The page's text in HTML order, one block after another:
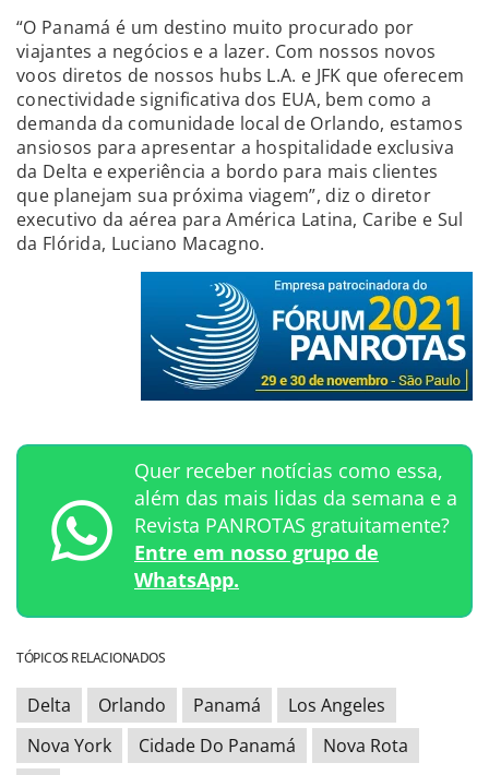
“O Panamá é um destino muito procurado por
viajantes a negócios e a lazer. Com nossos novos
voos diretos de nossos hubs L.A. e JFK que oferecem
conectividade significativa dos EUA, bem como a
demanda da comunidade local de Orlando, estamos
ansiosos para apresentar a hospitalidade exclusiva
da Delta e experiência a bordo para mais clientes
que planejam sua próxima viagem”, diz o diretor
executivo da aérea para América Latina, Caribe e Sul
da Flórida, Luciano Macagno.
Quer receber notícias como essa,
além das mais lidas da semana e a
Revista PANROTAS gratuitamente?
Entre em nosso grupo de
WhatsApp.
TÓPICOS RELACIONADOS
Delta Orlando Panamá
Los Angeles
Nova York
Cidade Do Panamá
Nova Rota